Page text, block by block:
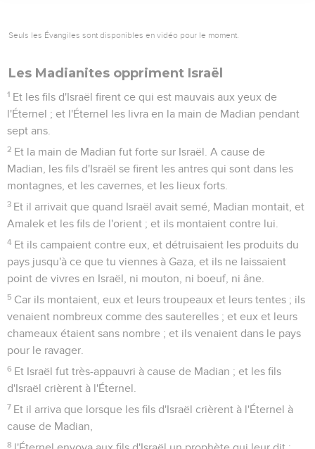
Seuls les Évangiles sont disponibles en vidéo pour le moment.
Les Madianites oppriment Israël
1 Et les fils d'Israël firent ce qui est mauvais aux yeux de
l'Éternel ; et l'Éternel les livra en la main de Madian pendant
sept ans.
2 Et la main de Madian fut forte sur Israël. A cause de
Madian, les fils d'Israël se firent les antres qui sont dans les
montagnes, et les cavernes, et les lieux forts.
3 Et il arrivait que quand Israël avait semé, Madian montait, et
Amalek et les fils de l'orient ; et ils montaient contre lui.
4 Et ils campaient contre eux, et détruisaient les produits du
pays jusqu'à ce que tu viennes à Gaza, et ils ne laissaient
point de vivres en Israël, ni mouton, ni boeuf, ni âne.
5 Car ils montaient, eux et leurs troupeaux et leurs tentes ; ils
venaient nombreux comme des sauterelles ; et eux et leurs
chameaux étaient sans nombre ; et ils venaient dans le pays
pour le ravager.
6 Et Israël fut très-appauvri à cause de Madian ; et les fils
d'Israël crièrent à l'Éternel.
7 Et il arriva que lorsque les fils d'Israël crièrent à l'Éternel à
cause de Madian,
8